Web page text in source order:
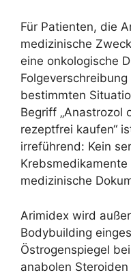
Für Patienten, die
medizinische
eine onkologische
bestimmten
Begriff „Anastrozol
rezeptfrei kaufen“
irreführend: Kein
medizinische
Arimidex wird
Bodybuilding
Östrogenspiegel
anabolen